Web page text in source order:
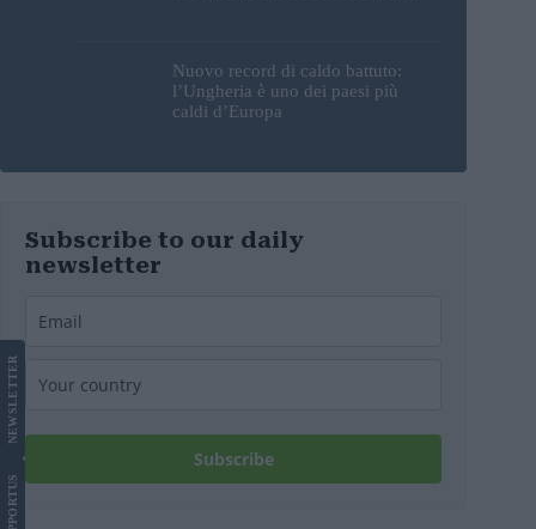
Nuovo record di caldo battuto:
l’Ungheria è uno dei paesi più
caldi d’Europa
Subscribe to our daily
newsletter
Subscribe
US
NEWS
LETTER